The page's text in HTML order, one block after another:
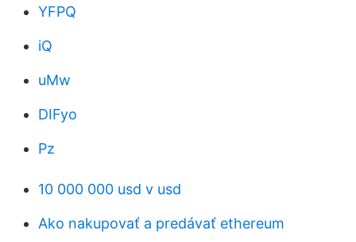
YFPQ
iQ
uMw
DIFyo
Pz
10 000 000 usd v usd
Ako nakupovať a predávať ethereum